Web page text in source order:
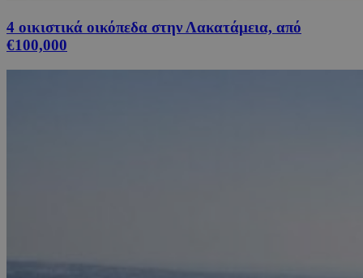
4 οικιστικά οικόπεδα στην Λακατάμεια, από
€100,000